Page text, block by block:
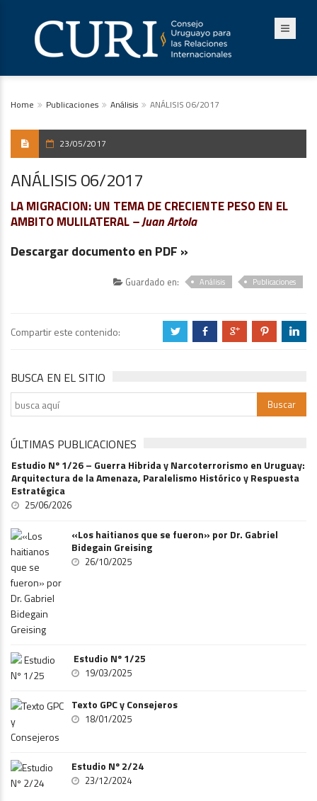
Home Publicaciones Análisis ANÁLISIS 06/2017
23/05/2017
ANÁLISIS 06/2017
LA MIGRACION: UN TEMA DE CRECIENTE PESO EN EL
AMBITO MULILATERAL– Juan Artola
Descargar documento en PDF »
Guardado en: Análisis Publicaciones
Compartir este contenido: a b c d j
BUSCA EN EL SITIO
ÚLTIMAS PUBLICACIONES
Estudio Nº 1/26 – Guerra Hibrida y Narcoterrorismo en Uruguay:
Arquitectura de la Amenaza, Paralelismo Histórico y Respuesta
Estratégica
25/06/2026
«Los haitianos que se fueron» por Dr. Gabriel
Bidegain Greising
26/10/2025
Estudio Nº 1/25
19/03/2025
Texto GPC y Consejeros
18/01/2025
Estudio Nº 2/24
23/12/2024